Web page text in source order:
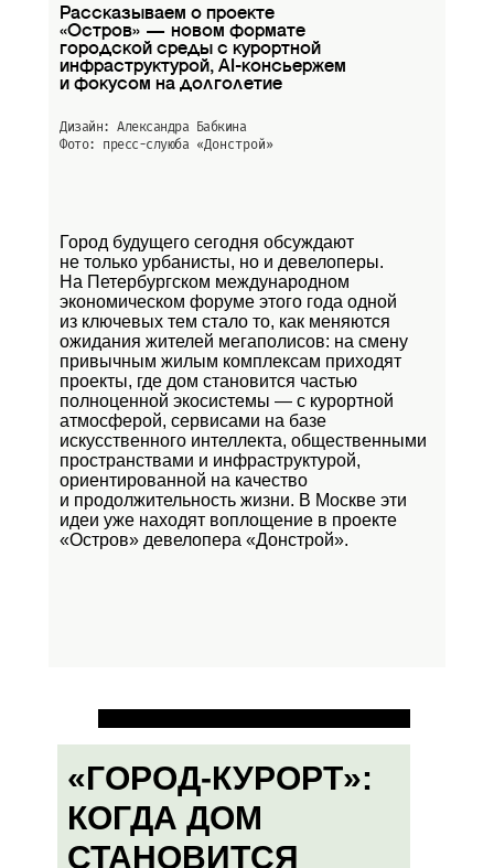
Рассказываем о проекте
«Остров» — новом формате
городской среды с курортной
инфраструктурой, AI-консьержем
и фокусом на долголетие
Дизайн: Александра Бабкина
Фото: пресс-слуюба «Донстрой»
Город будущего сегодня обсуждают
не только урбанисты, но и девелоперы.
На Петербургском международном
экономическом форуме этого года одной
из ключевых тем стало то, как меняются
ожидания жителей мегаполисов: на смену
привычным жилым комплексам приходят
проекты, где дом становится частью
полноценной экосистемы — с курортной
атмосферой, сервисами на базе
искусственного интеллекта, общественными
пространствами и инфраструктурой,
ориентированной на качество
и продолжительность жизни. В Москве эти
идеи уже находят воплощение в проекте
«Остров» девелопера «Донстрой».
«ГОРОД-КУРОРТ»:
КОГДА ДОМ
СТАНОВИТСЯ